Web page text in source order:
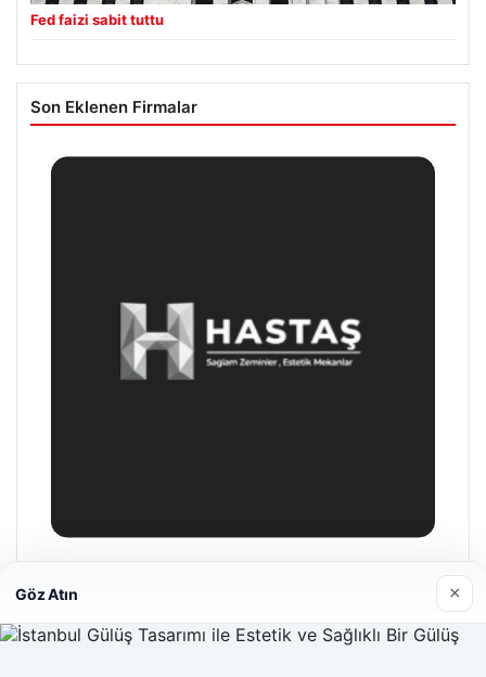
Fed faizi sabit tuttu
Son Eklenen Firmalar
Hastaş Beton
Göz Atın ×